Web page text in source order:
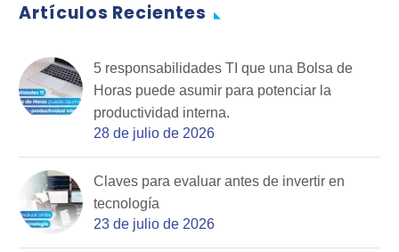
Artículos Recientes
5 responsabilidades TI que una Bolsa de
Horas puede asumir para potenciar la
productividad interna.
28 de julio de 2026
Claves para evaluar antes de invertir en
tecnología
23 de julio de 2026